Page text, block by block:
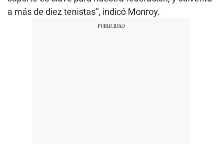
a más de diez tenistas”, indicó Monroy.